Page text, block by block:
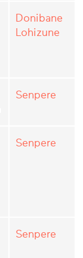
Donibane
Lohizune
Senpere
Senpere
Senpere